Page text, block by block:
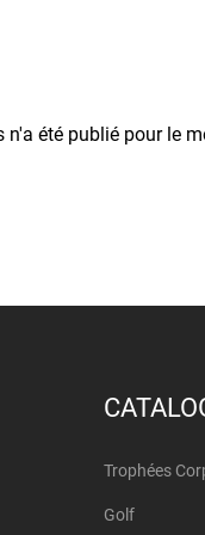
n'a été publié pour le
Trophées
Golf